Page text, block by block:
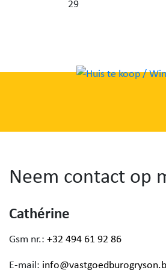
29
Neem contact op
Cathérine
Gsm nr.: +32 494 61 92 86
E-mail: